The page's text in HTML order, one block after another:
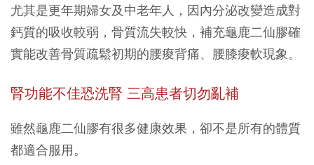
尤其是更年期婦女及中老年人，因內分泌改變造成對
鈣質的吸收較弱，骨質流失較快，補充龜鹿二仙膠確
實能改善骨質疏鬆初期的腰痠背痛、腰膝痠軟現象。
腎功能不佳恐洗腎 三高患者切勿亂補
雖然龜鹿二仙膠有很多健康效果，卻不是所有的體質
都適合服用。